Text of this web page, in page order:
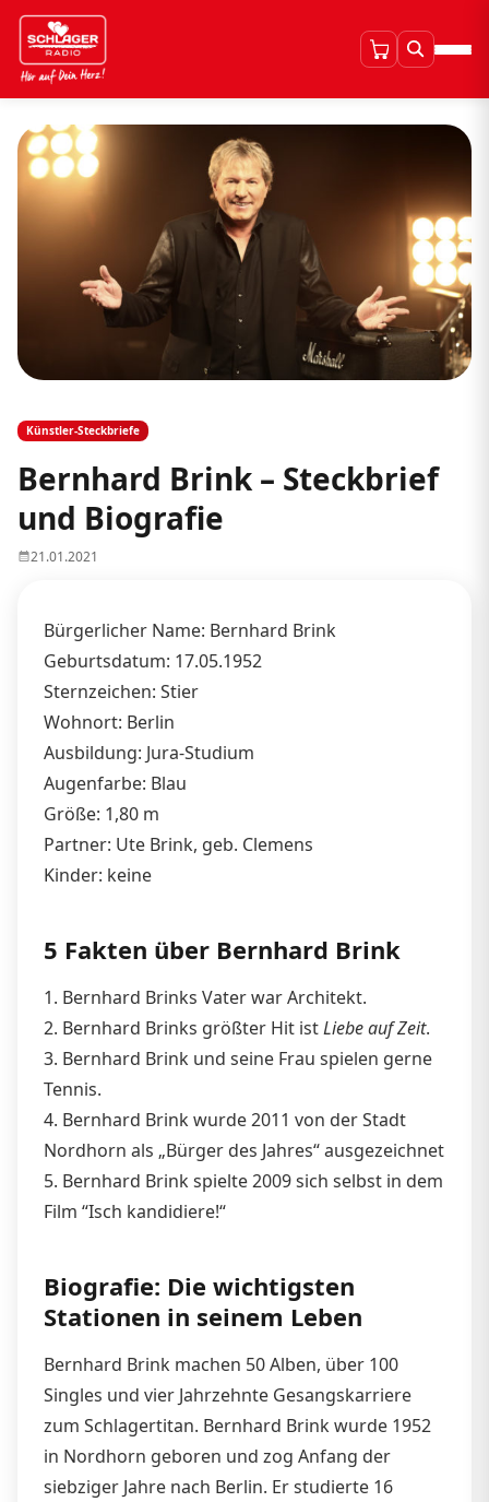
Künstler-Steckbriefe
Bernhard Brink – Steckbrief
und Biografie
21.01.2021
Bürgerlicher Name: Bernhard Brink
Geburtsdatum: 17.05.1952
Sternzeichen: Stier
Wohnort: Berlin
Ausbildung: Jura-Studium
Augenfarbe: Blau
Größe: 1,80 m
Partner: Ute Brink, geb. Clemens
Kinder: keine
5 Fakten über Bernhard Brink
1. Bernhard Brinks Vater war Architekt.
2. Bernhard Brinks größter Hit istLiebe auf Zeit.
3. Bernhard Brink und seine Frau spielen gerne
Tennis.
4. Bernhard Brink wurde 2011 von der Stadt
Nordhorn als „Bürger des Jahres“ ausgezeichnet
5. Bernhard Brink spielte 2009 sich selbst in dem
Film “Isch kandidiere!“
Biografie: Die wichtigsten
Stationen in seinem Leben
Bernhard Brink machen 50 Alben, über 100
Singles und vier Jahrzehnte Gesangskarriere
zum Schlagertitan. Bernhard Brink wurde 1952
in Nordhorn geboren und zog Anfang der
siebziger Jahre nach Berlin. Er studierte 16